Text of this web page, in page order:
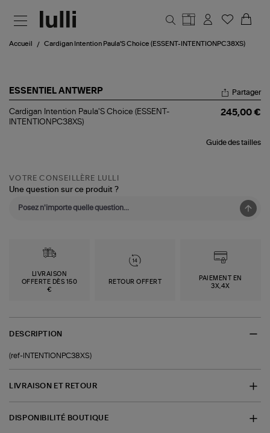
Accueil Cardigan Intention Paula'S Choice (ESSENT-INTENTIONPC38XS)
ESSENTIEL ANTWERP
Cardigan
Intention
Partager
Cardigan Intention Paula'S Choice (ESSENT-
INTENTIONPC38XS)
245,00 €
Guide des tailles
VOTRE CONSEILLÈRE LULLI
Une question sur ce produit ?
LIVRAISON
OFFERTE DÈS 150
€
RETOUR OFFERT
PAIEMENT EN
3X,4X
DESCRIPTION
(ref-INTENTIONPC38XS)
LIVRAISON ET RETOUR
DISPONIBILITÉ BOUTIQUE